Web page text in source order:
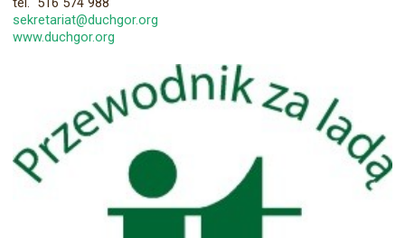
sekretariat@duchgor.org
www.duchgor.org